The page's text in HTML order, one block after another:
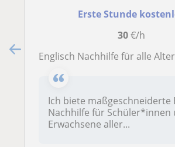
Erste Stunde
30€/h
Englisch Nachhilfe für alle Altersstufen – Sprechen,
Ich biete maßgeschneiderte
Nachhilfe für Schüler*innen
Erwachsene aller...